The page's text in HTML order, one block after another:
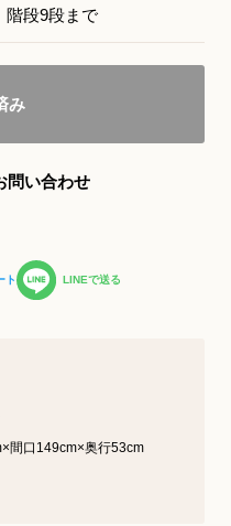
目3−4
公式チャンネル
比べ、過去のコンサートな
段9段まで
み
問い合わせ
ト LINEで送る
間口149cm×奥行53cm